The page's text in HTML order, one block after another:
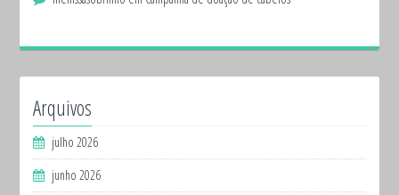
Arquivos
julho 2026
junho 2026